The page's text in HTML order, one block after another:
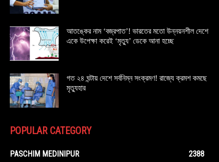
আতঙ্কের নাম ‘বজ্রপাত’! ভারতের মতো উন্নয়নশীল দেশে
একে উপেক্ষা করেই ‘মৃত্যু’ ডেকে আনা হচ্ছে
গত ২৪ ঘন্টায় দেশে সর্বনিম্ন সংক্রমণ! রাজ্যে ক্রমশ কমছে
মৃত্যুহার
POPULAR CATEGORY
PASCHIM MEDINIPUR 2388